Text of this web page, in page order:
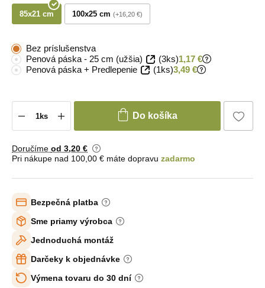
85x21 cm 100x25 cm +16,20 €
Bez príslušenstva
Penová páska - 25 cm (užšia)
(3ks)1,17 €
Penová páska + Predlepenie
(1ks)3,49 €
Do košíka
Doručíme od 3,20 €
Pri nákupe nad 100,00 € máte dopravu zadarmo
Bezpečná platba
Sme priamy výrobca
Jednoduchá montáž
Darčeky k objednávke
Výmena tovaru do 30 dní